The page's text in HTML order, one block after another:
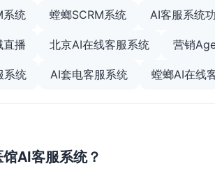
AI客服系统？
系统 螳螂SCRM系统 AI客服系统
直播 北京AI在线客服系统 营销
系统 AI套电客服系统 螳螂AI在线